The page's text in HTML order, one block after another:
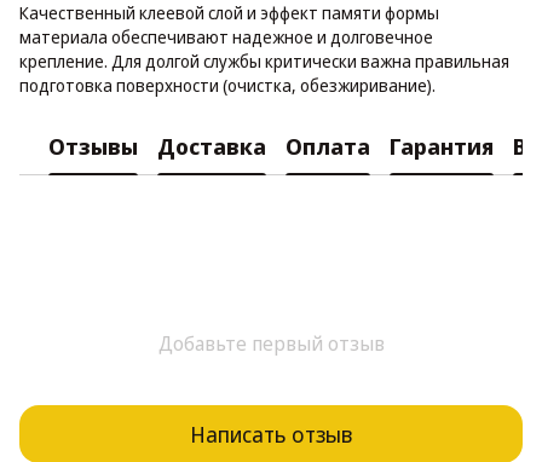
Качественный клеевой слой и эффект памяти формы
материала обеспечивают надежное и долговечное
крепление. Для долгой службы критически важна правильная
подготовка поверхности (очистка, обезжиривание).
Отзывы Доставка Оплата Гарантия
Добавьте первый отзыв
Написать отзыв